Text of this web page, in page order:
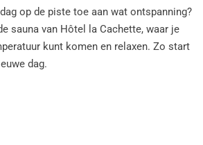
op de piste toe aan wat ontspanning?
sauna van Hôtel la Cachette, waar je
kunt komen en relaxen. Zo start
dag.